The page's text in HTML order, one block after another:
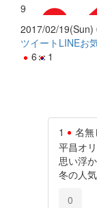
9
2017/02/19(Sun)
ツイート LINEお
6
1
1 名無
平昌オ
思い浮
冬の人
0